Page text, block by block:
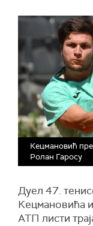
Кецмановић
Ролан Гаросу
Дуел 47.
Кецмановића
АТП листи